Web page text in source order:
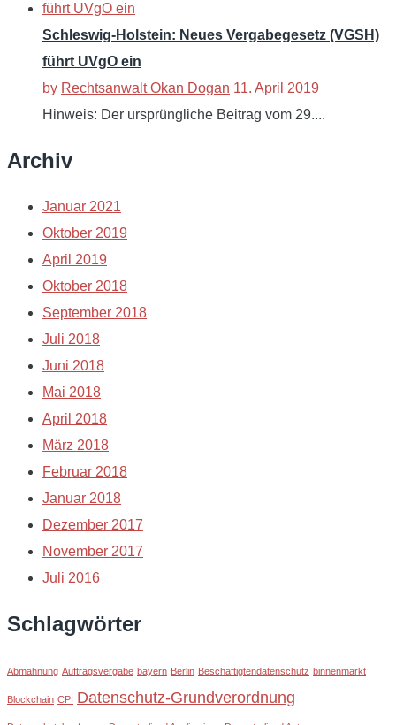
Schleswig-Holstein: Neues Vergabegesetz (VGSH)
führt UVgO ein
by Rechtsanwalt Okan Dogan 11. April 2019
Hinweis: Der ursprüngliche Beitrag vom 29....
Archiv
Januar 2021
Oktober 2019
April 2019
Oktober 2018
September 2018
Juli 2018
Juni 2018
Mai 2018
April 2018
März 2018
Februar 2018
Januar 2018
Dezember 2017
November 2017
Juli 2016
Schlagwörter
Abmahnung Auftragsvergabe bayern Berlin Beschäftigtendatenschutz binnenmarkt
Blockchain CPI Datenschutz-Grundverordnung